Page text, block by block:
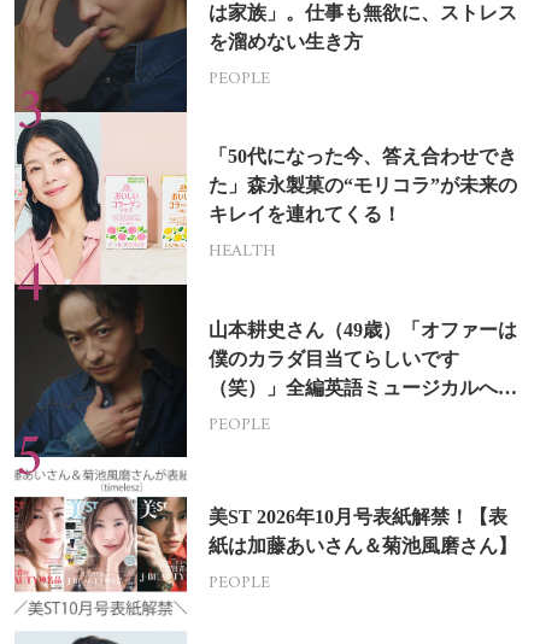
は家族」。仕事も無欲に、ストレス
を溜めない生き方
PEOPLE
「50代になった今、答え合わせでき
た」森永製菓の“モリコラ”が未来の
キレイを連れてくる！
HEALTH
山本耕史さん（49歳）「オファーは
僕のカラダ目当てらしいです
（笑）」全編英語ミュージカルへの
挑戦
PEOPLE
美ST 2026年10月号表紙解禁！【表
紙は加藤あいさん＆菊池風磨さん】
PEOPLE